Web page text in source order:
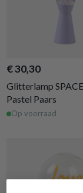
€ 30,30
Glitterlamp
Pastel Paars
Op voorraad